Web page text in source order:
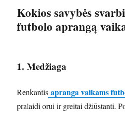
Kokios savybės
futbolo aprangą
1. Medžiaga
Renkantis apranga vaikams
pralaidi orui ir greitai džiūstanti.